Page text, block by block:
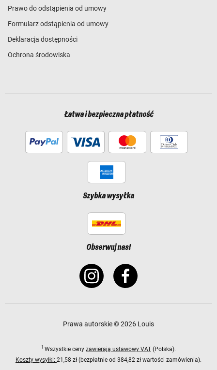
Prawo do odstąpienia od umowy
Formularz odstąpienia od umowy
Deklaracja dostępności
Ochrona środowiska
Łatwa i bezpieczna płatność
Szybka wysyłka
Obserwuj nas!
Prawa autorskie © 2026 Louis
1 Wszystkie ceny zawierają ustawowy VAT (Polska).
Koszty wysyłki: 21,58 zł (bezpłatnie od 384,82 zł wartości zamówienia).